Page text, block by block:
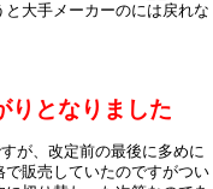
大手メーカーのには戻れな
りとなりました
が、改定前の最後に多めに
販売していたのですがつい